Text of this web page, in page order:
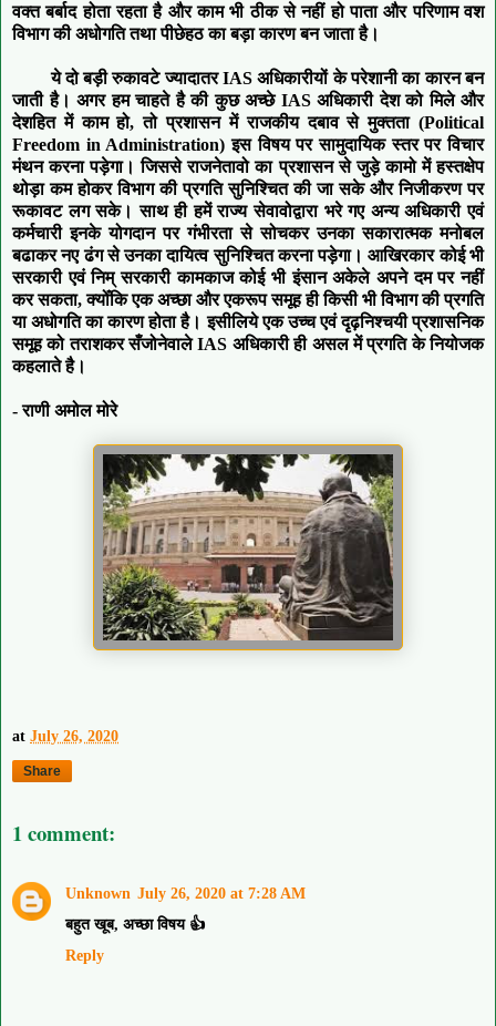
वक्त बर्बाद होता रहता है और काम भी ठीक से नहीं हो पाता और परिणाम वश
विभाग की अधोगति तथा पीछेहठ का बड़ा कारण बन जाता है।
ये दो बड़ी रुकावटे ज्यादातर IAS अधिकारीयों के परेशानी का कारन बन
जाती है। अगर हम चाहते है की कुछ अच्छे IAS अधिकारी देश को मिले और
देशहित में काम हो, तो प्रशासन में राजकीय दबाव से मुक्तता (Political
Freedom in Administration) इस विषय पर सामुदायिक स्तर पर विचार
मंथन करना पड़ेगा। जिससे राजनेतावो का प्रशासन से जुड़े कामो में हस्तक्षेप
थोड़ा कम होकर विभाग की प्रगति सुनिश्चित की जा सके और निजीकरण पर
रूकावट लग सके। साथ ही हमें राज्य सेवावोद्वारा भरे गए अन्य अधिकारी एवं
कर्मचारी इनके योगदान पर गंभीरता से सोचकर उनका सकारात्मक मनोबल
बढाकर नए ढंग से उनका दायित्व सुनिश्चित करना पड़ेगा। आखिरकार कोई भी
सरकारी एवं निम् सरकारी कामकाज कोई भी इंसान अकेले अपने दम पर नहीं
कर सकता, क्योँकि एक अच्छा और एकरूप समूह ही किसी भी विभाग की प्रगति
या अधोगति का कारण होता है। इसीलिये एक उच्च एवं दृढ़निश्चयी प्रशासनिक
समूह को तराशकर सँजोनेवाले IAS अधिकारी ही असल में प्रगति के नियोजक
कहलाते है।
- राणी अमोल मोरे
at July 26, 2020
Share
1 comment:
Unknown July 26, 2020 at 7:28 AM
बहुत खूब, अच्छा विषय 👍
Reply